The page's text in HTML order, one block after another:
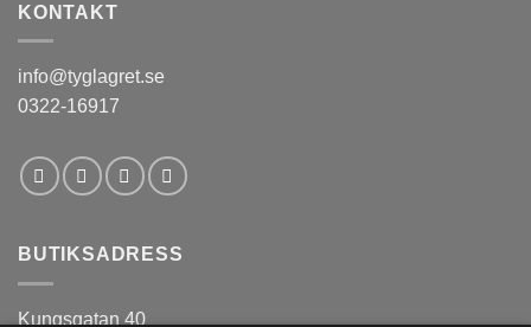
KONTAKT
info@tyglagret.se
0322-16917
BUTIKSADRESS
Kungsgatan 40